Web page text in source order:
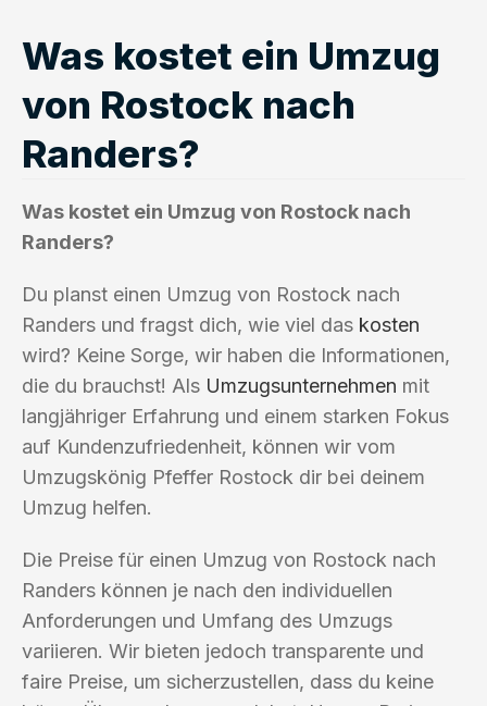
Was kostet ein Umzug
von Rostock nach
Randers?
Was kostet ein Umzug von Rostock nach
Randers?
Du planst einen Umzug von Rostock nach
Randers und fragst dich, wie viel das kosten
wird? Keine Sorge, wir haben die Informationen,
die du brauchst! Als Umzugsunternehmen mit
langjähriger Erfahrung und einem starken Fokus
auf Kundenzufriedenheit, können wir vom
Umzugskönig Pfeffer Rostock dir bei deinem
Umzug helfen.
Die Preise für einen Umzug von Rostock nach
Randers können je nach den individuellen
Anforderungen und Umfang des Umzugs
variieren. Wir bieten jedoch transparente und
faire Preise, um sicherzustellen, dass du keine